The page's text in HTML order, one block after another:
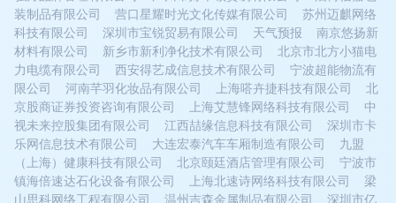
装制品有限公司
营口星耀时光文化传媒有限公司
苏州迈麒网络
科技有限公司
深圳市宝锐贸易有限公司 天气预报
南京悠扬新
材料有限公司
新乡市新利净化技术有限公司
北京市北方小猫电
力电缆有限公司
西安得艺成信息技术有限公司
宁波超能物流有
限公司
河南芊羽化妆品有限公司 上海嗒卉捷科技有限公司
北
京股商证券投资咨询有限公司
上海艾慧锋网络科技有限公司
中
视未来控股集团有限公司
江西喆缘信息科技有限公司
深圳市卡
乐网信息技术有限公司
大连宏泰汽车车厢制造有限公司
九盟
（上海）健康科技有限公司
北京颐廷酒店管理有限公司
宁波市
镇海倍速达石化设备有限公司
上海北速诗网络科技有限公司
梁
山思科网络工程有限公司
温州吉森金属制品有限公司
深圳市亿